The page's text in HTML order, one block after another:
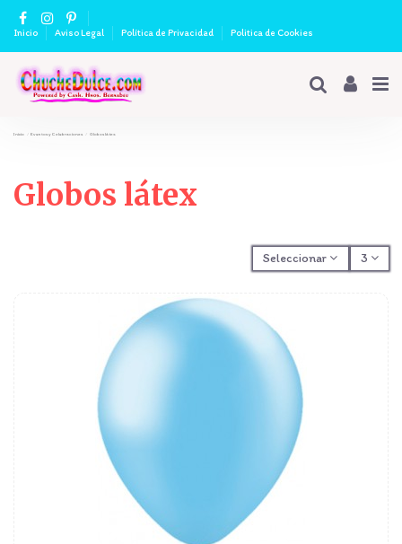
Inicio Aviso Legal Política de Privacidad Politica de Cookies
Inicio Eventos y Celebraciones Globos látex
Globos látex
Seleccionar 3